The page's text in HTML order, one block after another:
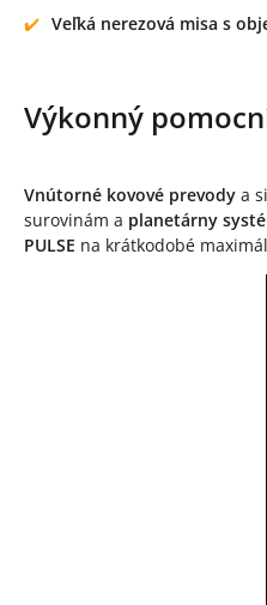
Veľká nerezová misa s
Výkonný
Vnútorné kovové prevody a
surovinám a planetárny
PULSE na krátkodobé